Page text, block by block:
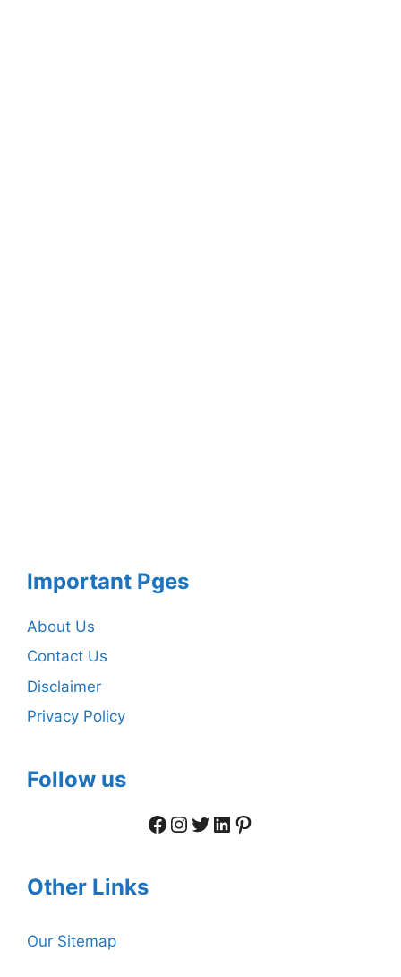
Important Pges
About Us
Contact Us
Disclaimer
Privacy Policy
Follow us
Facebook
Instagram
Twitter
LinkedIn
Pinterest
Other Links
Our Sitemap